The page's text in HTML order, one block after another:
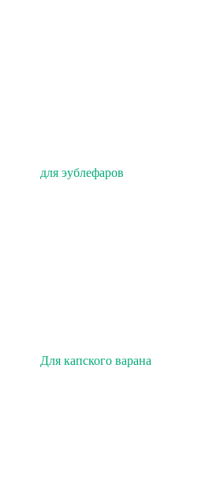
для эублефаров
Для капского варана